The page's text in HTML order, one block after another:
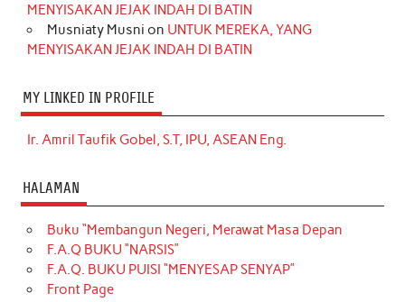
MENYISAKAN JEJAK INDAH DI BATIN
Musniaty Musni on UNTUK MEREKA, YANG
MENYISAKAN JEJAK INDAH DI BATIN
MY LINKED IN PROFILE
Ir. Amril Taufik Gobel, S.T, IPU, ASEAN Eng.
HALAMAN
Buku “Membangun Negeri, Merawat Masa Depan
F.A.Q BUKU “NARSIS”
F.A.Q. BUKU PUISI “MENYESAP SENYAP”
Front Page